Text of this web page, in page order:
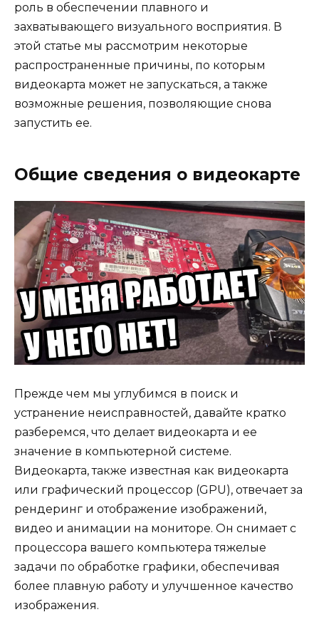
роль в обеспечении плавного и
захватывающего визуального восприятия. В
этой статье мы рассмотрим некоторые
распространенные причины, по которым
видеокарта может не запускаться, а также
возможные решения, позволяющие снова
запустить ее.
Общие сведения о видеокарте
Прежде чем мы углубимся в поиск и
устранение неисправностей, давайте кратко
разберемся, что делает видеокарта и ее
значение в компьютерной системе.
Видеокарта, также известная как видеокарта
или графический процессор (GPU), отвечает за
рендеринг и отображение изображений,
видео и анимации на мониторе. Он снимает с
процессора вашего компьютера тяжелые
задачи по обработке графики, обеспечивая
более плавную работу и улучшенное качество
изображения.